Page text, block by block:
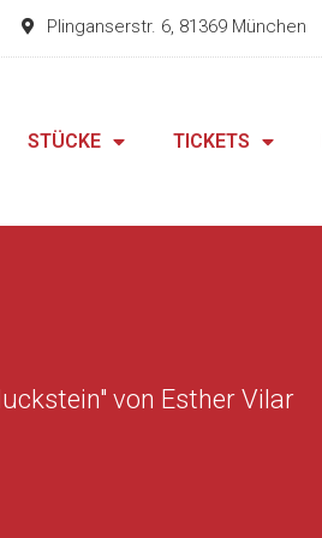
Plinganserstr. 6, 81369 München
STÜCKE TICKETS
von Esther Vilar